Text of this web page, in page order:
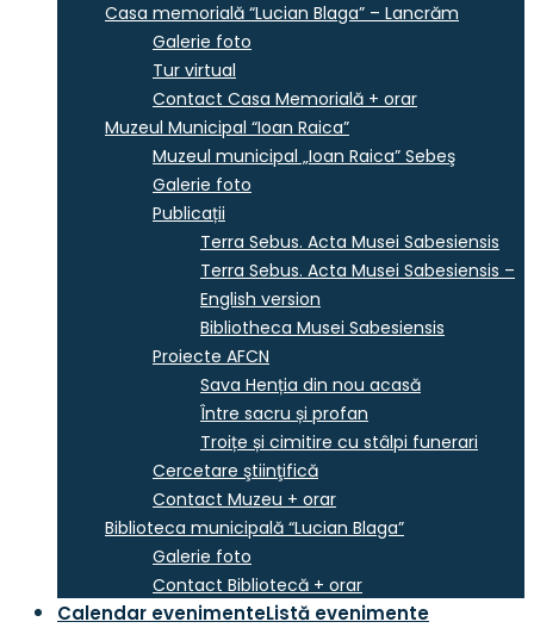
Casa memorială “Lucian Blaga” – Lancrăm
Galerie foto
Tur virtual
Contact Casa Memorială + orar
Muzeul Municipal “Ioan Raica”
Muzeul municipal „Ioan Raica” Sebeş
Galerie foto
Publicații
Terra Sebus. Acta Musei Sabesiensis
Terra Sebus. Acta Musei Sabesiensis –
English version
Bibliotheca Musei Sabesiensis
Proiecte AFCN
Sava Henția din nou acasă
Între sacru și profan
Troițe și cimitire cu stâlpi funerari
Cercetare ştiinţifică
Contact Muzeu + orar
Biblioteca municipală “Lucian Blaga”
Galerie foto
Contact Bibliotecă + orar
Calendar evenimenteListă evenimente